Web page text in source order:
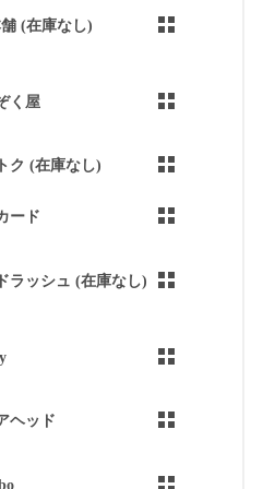
舗 (在庫なし)
く屋
ク (在庫なし)
ード
ラッシュ (在庫なし)
ヘッド